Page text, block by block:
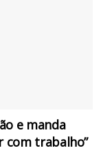
e manda
com trabalho”